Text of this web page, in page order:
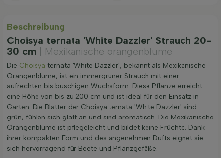
Beschreibung
Choisya ternata 'White Dazzler' Strauch 20-
30 cm
| Mexikanische orangenblume
Die Choisya ternata 'White Dazzler', bekannt als Mexikanische
Orangenblume, ist ein immergrüner Strauch mit einer
aufrechten bis buschigen Wuchsform. Diese Pflanze erreicht
eine Höhe von bis zu 200 cm und ist ideal für den Einsatz in
Gärten. Die Blätter der Choisya ternata 'White Dazzler' sind
grün, fühlen sich glatt an und sind aromatisch. Die Mexikanische
Orangenblume ist pflegeleicht und bildet keine Früchte. Dank
ihrer kompakten Form und des angenehmen Dufts eignet sie
sich hervorragend für Beete und Pflanzgefäße.